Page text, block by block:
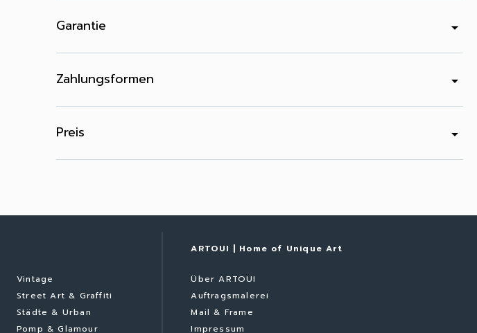
Garantie arrow_drop_down
Zahlungsformen arrow_drop_down
Preis arrow_drop_down
Vintage
Street Art & Graffiti
Städte & Urban
Pomp & Glamour
ARTOUI | Home of Unique Art
Über ARTOUI
Auftragsmalerei
Mail & Frame
Impressum